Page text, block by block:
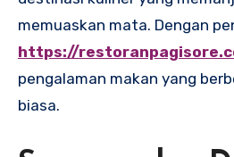
memuaskan mata. Dengan
https://
pengalaman makan yang
biasa.